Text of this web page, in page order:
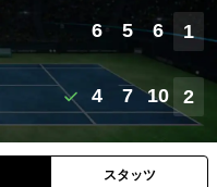
6 5 6 1
4 7 10 2
スタッツ